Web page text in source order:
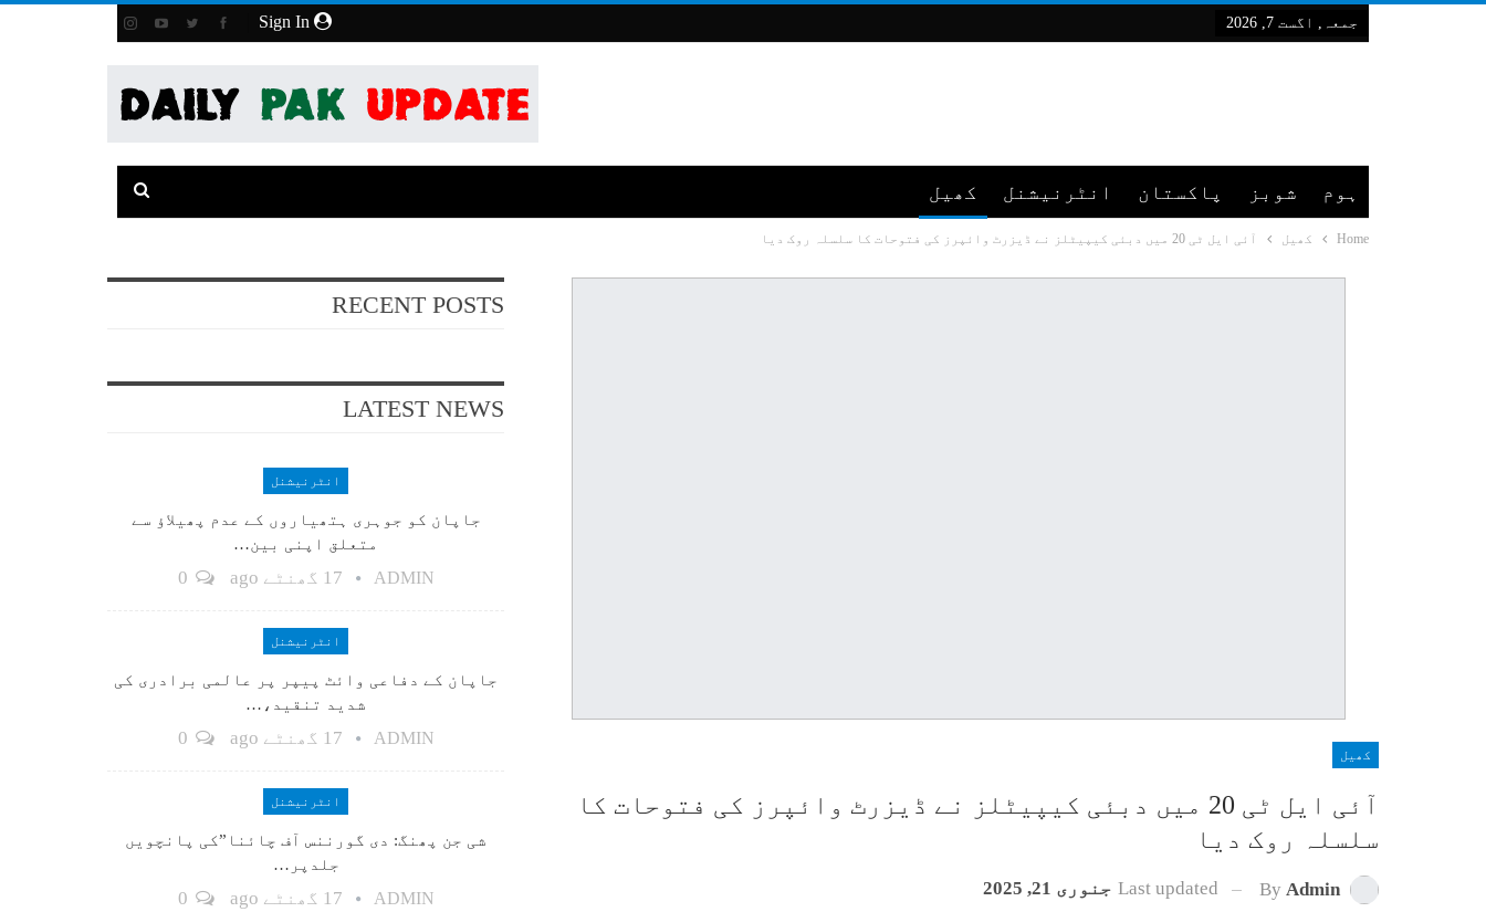
جمعہ, اگست 7, 2026
ہوم شوبز پاکستان انٹرنیشنل کھیل
Home کھیل آئی ایل ٹی 20 میں دبئی کیپیٹلز نے ڈیزرٹ وائپرز کی فتوحات کا سلسلہ روک دیا
کھیل
آئی ایل ٹی 20 میں دبئی کیپیٹلز نے ڈیزرٹ وائپرز کی فتوحات کا
سلسلہ روک دیا
By Admin
Last updated جنوری 21, 2025
RECENT POSTS
LATEST NEWS
انٹرنیشنل
جاپان کو جوہری ہتھیاروں کے عدم پھیلاؤ سے
متعلق اپنی بین…
ADMIN 17 گھنٹے ago
انٹرنیشنل
جاپان کے دفاعی وائٹ پیپر پر عالمی برادری کی
شدید تنقید،…
ADMIN 17 گھنٹے ago
انٹرنیشنل
شی جن پھنگ: دی گورننس آف چائنا”کی پانچویں
جلدپر…
ADMIN 17 گھنٹے ago